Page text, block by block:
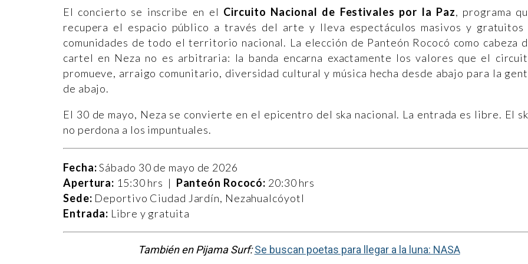
El concierto se inscribe en el Circuito Nacional de Festivales por la Paz, programa
recupera el espacio público a través del arte y lleva espectáculos masivos y gratuitos
comunidades de todo el territorio nacional. La elección de Panteón Rococó como cabeza
cartel en Neza no es arbitraria: la banda encarna exactamente los valores que el
promueve, arraigo comunitario, diversidad cultural y música hecha desde abajo para la
de abajo.
El 30 de mayo, Neza se convierte en el epicentro del ska nacional. La entrada es libre. El
no perdona a los impuntuales.
Fecha:Sábado 30 de mayo de 2026
Apertura: 15:30 hrs | Panteón Rococó: 20:30 hrs
Sede: Deportivo Ciudad Jardín, Nezahualcóyotl
Entrada: Libre y gratuita
También en Pijama Surf: Se buscan poetas para llegar a la luna: NASA